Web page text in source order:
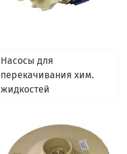
Насосы для
перекачивания хим.
жидкостей